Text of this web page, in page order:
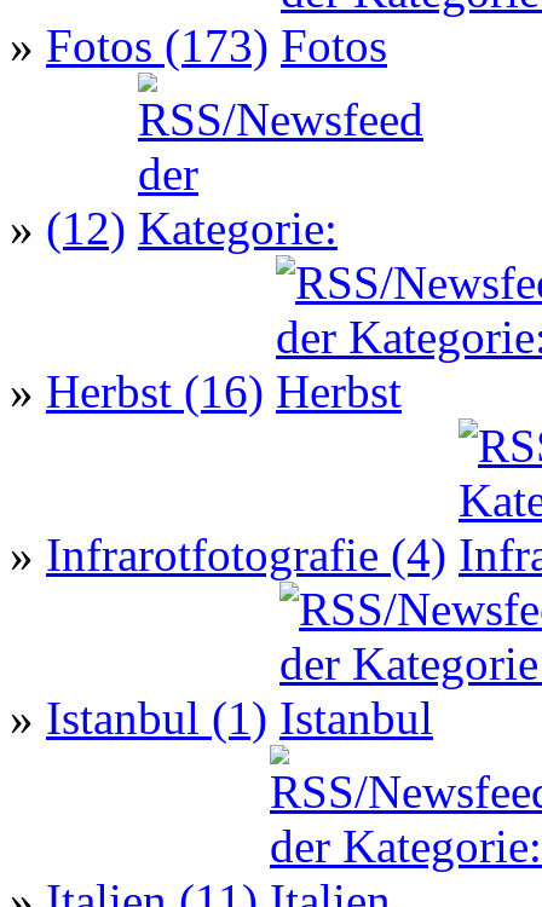
» Fotos (173)
» (12)
» Herbst (16)
» Infrarotfotografie (4)
» Istanbul (1)